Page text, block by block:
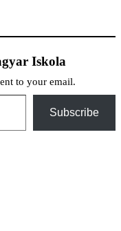
Iskola
to your email.
Subscribe